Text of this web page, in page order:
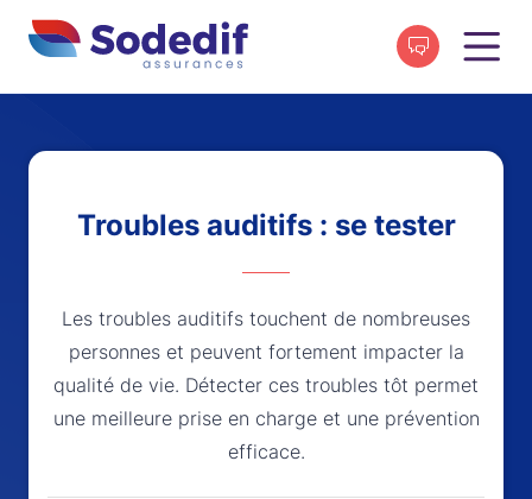
Troubles auditifs : se tester
Les troubles auditifs touchent de nombreuses
personnes et peuvent fortement impacter la
qualité de vie. Détecter ces troubles tôt permet
une meilleure prise en charge et une prévention
efficace.